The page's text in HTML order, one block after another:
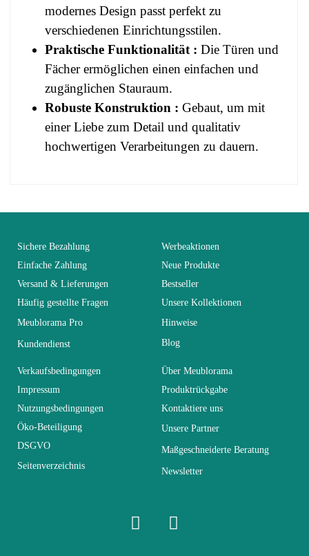
modernes Design passt perfekt zu
verschiedenen Einrichtungsstilen.
Praktische Funktionalität : Die Türen und
Fächer ermöglichen einen einfachen und
zugänglichen Stauraum.
Robuste Konstruktion : Gebaut, um mit
einer Liebe zum Detail und qualitativ
hochwertigen Verarbeitungen zu dauern.
Alter Erwachsener
Kollektion WINDSOR
Farben Braun - Holz
Lieferzeiten (Anz.
Tage)
7
Abmessungen 107x110x37
Elektrisch Nicht elektrisch
You Must Login To Review
Sichere Bezahlung
Einfache Zahlung
Versand & Lieferungen
Häufig gestellte Fragen
Meublorama Pro
Kundendienst
Werbeaktionen
Neue Produkte
Bestseller
Unsere Kollektionen
Hinweise
Blog
Verkaufsbedingungen
Impressum
Nutzungsbedingungen
Öko-Beteiligung
DSGVO
Seitenverzeichnis
Über Meublorama
Produktrückgabe
Kontaktiere uns
Unsere Partner
Maßgeschneiderte Beratung
Newsletter